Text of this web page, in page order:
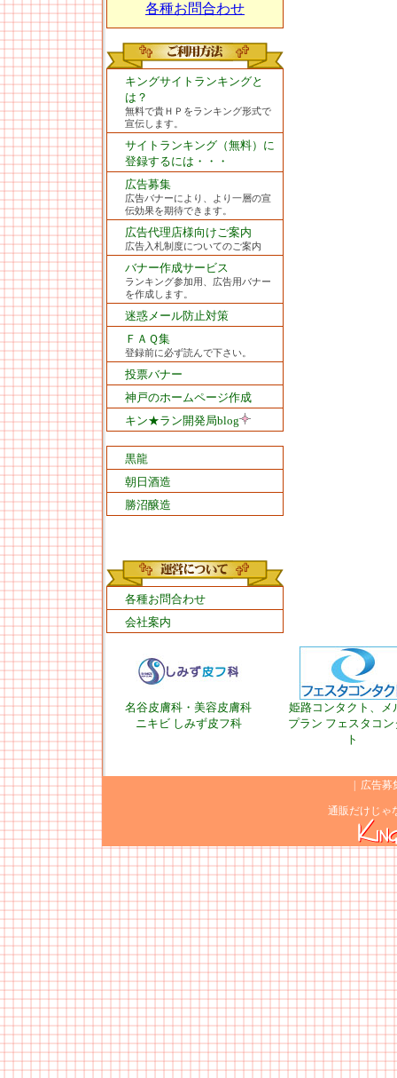
各種お問合わせ
キングサイトランキングと
は？
無料で貴ＨＰをランキング形式で
宣伝します。
サイトランキング（無料）に
登録するには・・・
広告募集
広告バナーにより、より一層の宣
伝効果を期待できます。
広告代理店様向けご案内
広告入札制度についてのご案内
バナー作成サービス
ランキング参加用、広告用バナー
を作成します。
迷惑メール防止対策
ＦＡＱ集
登録前に必ず読んで下さい。
投票バナー
神戸のホームページ作成
キン★ラン開発局blog
黒龍
朝日酒造
勝沼醸造
各種お問合わせ
会社案内
名谷皮膚科・美容皮膚科
ニキビ しみず皮フ科
姫路コンタクト、メ
プラン フェスタコン
ト
広告募
通販だけじゃ